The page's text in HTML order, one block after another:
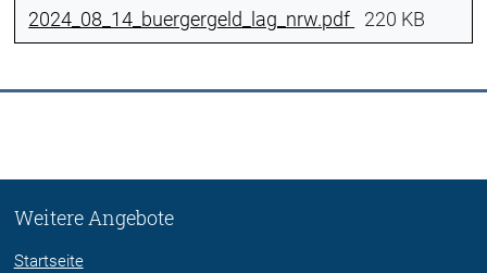
2024_08_14_buergergeld_lag_nrw.pdf 220 KB
Weitere Angebote
Startseite